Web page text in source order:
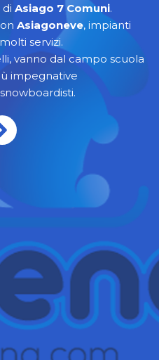
Asiago 7 Comuni.
Asiagoneve, impianti
servizi.
vanno dal campo scuola
impegnative